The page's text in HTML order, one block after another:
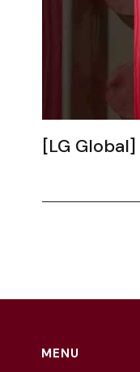
[LG Global]
MENU